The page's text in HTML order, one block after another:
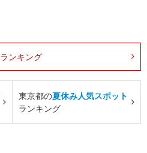
ランキング
東京都の夏休み人気スポット
ランキング